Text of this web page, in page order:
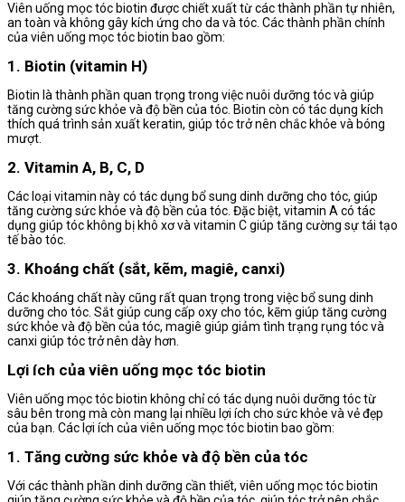
Viên uống mọc tóc biotin được chiết xuất từ các thành phần tự nhiên,
an toàn và không gây kích ứng cho da và tóc. Các thành phần chính
của viên uống mọc tóc biotin bao gồm:
1. Biotin (vitamin H)
Biotin là thành phần quan trọng trong việc nuôi dưỡng tóc và giúp
tăng cường sức khỏe và độ bền của tóc. Biotin còn có tác dụng kích
thích quá trình sản xuất keratin, giúp tóc trở nên chắc khỏe và bóng
mượt.
2. Vitamin A, B, C, D
Các loại vitamin này có tác dụng bổ sung dinh dưỡng cho tóc, giúp
tăng cường sức khỏe và độ bền của tóc. Đặc biệt, vitamin A có tác
dụng giúp tóc không bị khô xơ và vitamin C giúp tăng cường sự tái tạo
tế bào tóc.
3. Khoáng chất (sắt, kẽm, magiê, canxi)
Các khoáng chất này cũng rất quan trọng trong việc bổ sung dinh
dưỡng cho tóc. Sắt giúp cung cấp oxy cho tóc, kẽm giúp tăng cường
sức khỏe và độ bền của tóc, magiê giúp giảm tình trạng rụng tóc và
canxi giúp tóc trở nên dày hơn.
Lợi ích của viên uống mọc tóc biotin
Viên uống mọc tóc biotin không chỉ có tác dụng nuôi dưỡng tóc từ
sâu bên trong mà còn mang lại nhiều lợi ích cho sức khỏe và vẻ đẹp
của bạn. Các lợi ích của viên uống mọc tóc biotin bao gồm:
1. Tăng cường sức khỏe và độ bền của tóc
Với các thành phần dinh dưỡng cần thiết, viên uống mọc tóc biotin